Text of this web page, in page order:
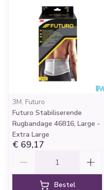
3M, Futuro
Futuro Stabiliserende
Rugbandage 46816, Large -
Extra Large
€ 69,17
Bestel